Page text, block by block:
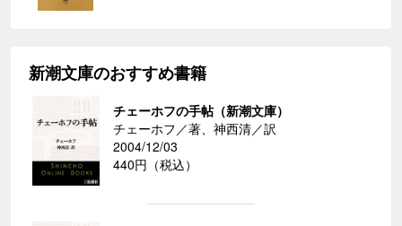
新潮文庫のおすすめ書籍
チェーホフの手帖（新潮文庫）
チェーホフ／著、神西清／訳
2004/12/03
440円（税込）